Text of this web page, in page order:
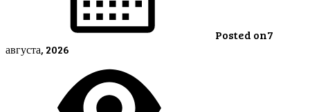
Posted on7
августа, 2026